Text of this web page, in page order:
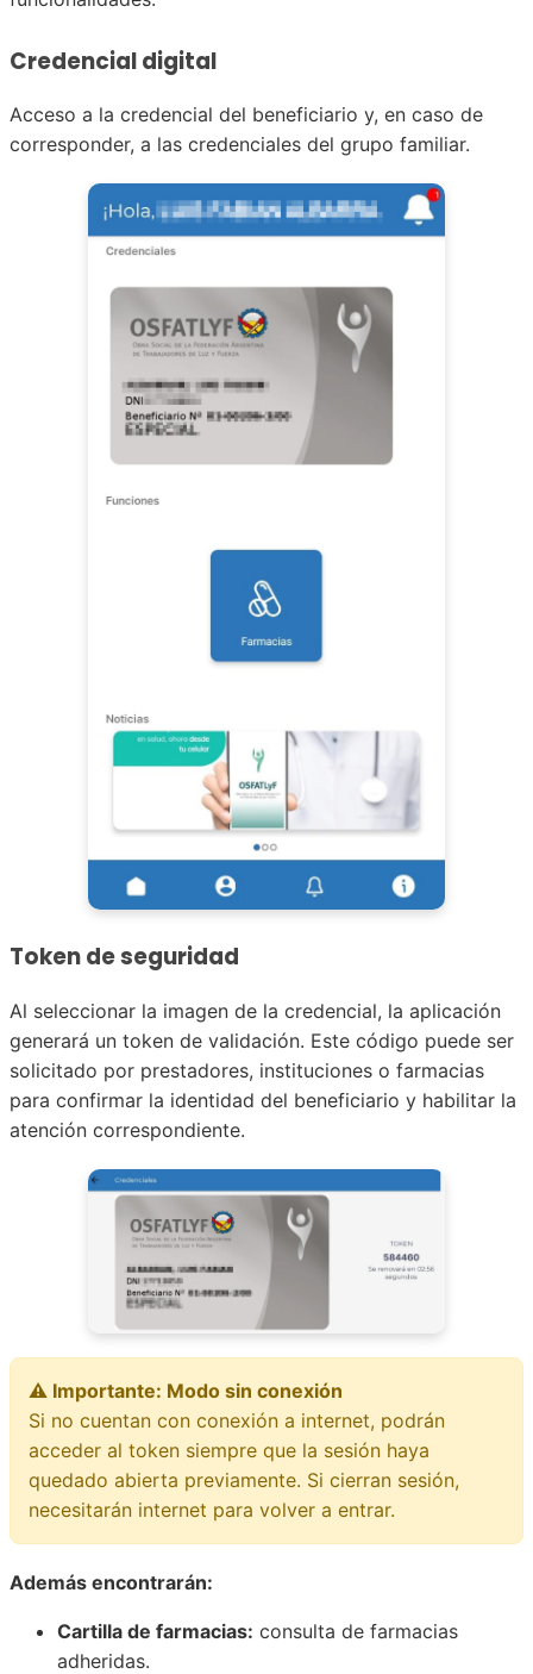
Credencial digital
Acceso a la credencial del beneficiario y, en caso de
corresponder, a las credenciales del grupo familiar.
Token de seguridad
Al seleccionar la imagen de la credencial, la aplicación
generará un token de validación. Este código puede ser
solicitado por prestadores, instituciones o farmacias
para confirmar la identidad del beneficiario y habilitar la
atención correspondiente.
⚠️ Importante: Modo sin conexión
Si no cuentan con conexión a internet, podrán
acceder al token siempre que la sesión haya
quedado abierta previamente. Si cierran sesión,
necesitarán internet para volver a entrar.
Además encontrarán:
Cartilla de farmacias: consulta de farmacias
adheridas.